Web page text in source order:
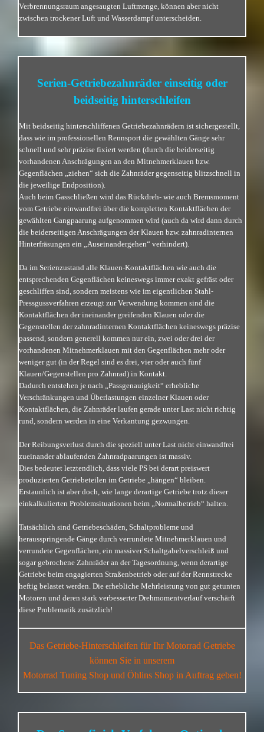
Verbrennungsraum angesaugten Luftmenge, können aber nicht
zwischen trockener Luft und Wasserdampf unterscheiden.
Serien-Getriebezahnräder einseitig oder
beidseitig hinterschleifen
Mit beidseitig hinterschliffenen Getriebezahnrädern ist sichergestellt,
dass wie im professionellen Rennsport die gewählten Gänge sehr
schnell und sehr präzise fixiert werden (durch die beiderseitig
vorhandenen Anschrägungen an den Mitnehmerklauen bzw.
Gegenflächen „ziehen“ sich die Zahnräder gegenseitig blitzschnell in
die jeweilige Endposition).
Auch beim Gasschließen wird das Rückdreh- wie auch Bremsmoment
vom Getriebe einwandfrei über die kompletten Kontaktflächen der
gewählten Gangpaarung aufgenommen wird (auch da wird dann durch
die beiderseitigen Anschrägungen der Klauen bzw. zahnradinternen
Hinterfräsungen ein „Auseinandergehen“ verhindert).
Da im Serienzustand alle Klauen-Kontaktflächen wie auch die
entsprechenden Gegenflächen keineswegs immer exakt gefräst oder
geschliffen sind, sondern meistens wie im eigentlichen Stahl-
Pressgussverfahren erzeugt zur Verwendung kommen sind die
Kontaktflächen der ineinander greifenden Klauen oder die
Gegenstellen der zahnradinternen Kontaktflächen keineswegs präzise
passend, sondern generell kommen nur ein, zwei oder drei der
vorhandenen Mitnehmerklauen mit den Gegenflächen mehr oder
weniger gut (in der Regel sind es drei, vier oder auch fünf
Klauen/Gegenstellen pro Zahnrad) in Kontakt.
Dadurch entstehen je nach „Passgenauigkeit“ erhebliche
Verschränkungen und Überlastungen einzelner Klauen oder
Kontaktflächen, die Zahnräder laufen gerade unter Last nicht richtig
rund, sondern werden in eine Verkantung gezwungen.
Der Reibungsverlust durch die speziell unter Last nicht einwandfrei
zueinander ablaufenden Zahnradpaarungen ist massiv.
Dies bedeutet letztendlich, dass viele PS bei derart preiswert
produzierten Getriebeteilen im Getriebe „hängen“ bleiben.
Erstaunlich ist aber doch, wie lange derartige Getriebe trotz dieser
einkalkulierten Problemsituationen beim „Normalbetrieb“ halten.
Tatsächlich sind Getriebeschäden, Schaltprobleme und
herausspringende Gänge durch verrundete Mitnehmerklauen und
verrundete Gegenflächen, ein massiver Schaltgabelverschleiß und
sogar gebrochene Zahnräder an der Tagesordnung, wenn derartige
Getriebe beim engagierten Straßenbetrieb oder auf derRennstrecke
heftig belastet werden. Die erhebliche Mehrleistung von gut getunten
Motoren und deren stark verbesserter Drehmomentverlauf verschärft
diese Problematik zusätzlich!
Das Getriebe-Hinterschleifen für IhrMotorrad Getriebe
können Sie in unserem
Motorrad Tuning Shop und Öhlins Shop in Auftrag geben!